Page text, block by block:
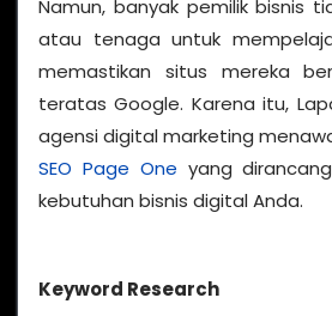
Namun, banyak pemilik bisnis
atau tenaga untuk
memastikan situs mereka
teratas Google. Karena itu,
agensi digital marketing
SEO Page One yang
kebutuhan bisnis digital Anda.
Keyword Research